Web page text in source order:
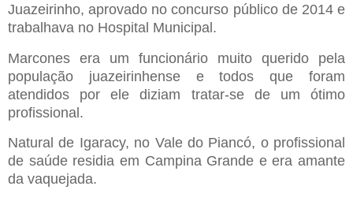
Juazeirinho, aprovado no concurso público de 2014 e
trabalhava no Hospital Municipal.
Marcones era um funcionário muito querido pela
população juazeirinhense e todos que foram
atendidos por ele diziam tratar-se de um ótimo
profissional.
Natural de Igaracy, no Vale do Piancó, o profissional
de saúde residia em Campina Grande e era amante
da vaquejada.